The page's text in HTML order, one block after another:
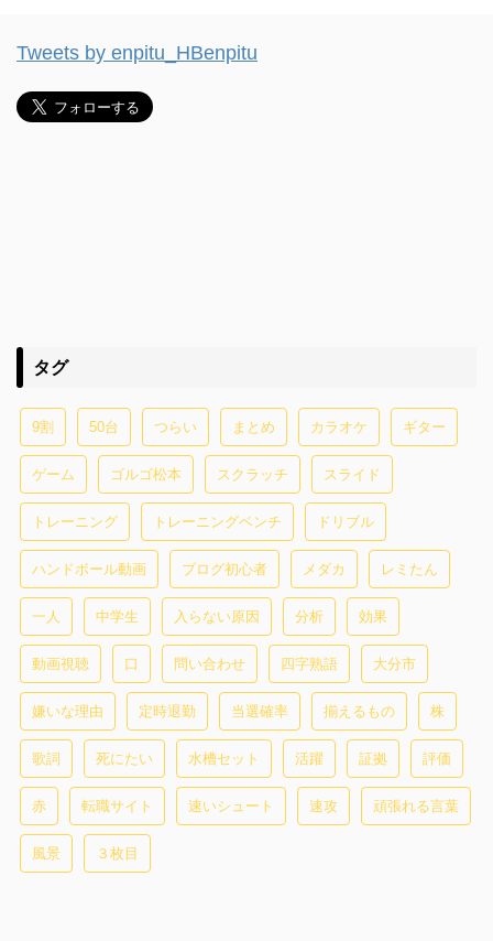
Tweets by enpitu_HBenpitu
タグ
9割 50台 つらい まとめ カラオケ ギター
ゲーム ゴルゴ松本 スクラッチ スライド
トレーニング トレーニングベンチ ドリブル
ハンドボール動画 ブログ初心者 メダカ レミたん
一人 中学生 入らない原因 分析 効果
動画視聴 口 問い合わせ 四字熟語 大分市
嫌いな理由 定時退勤 当選確率 揃えるもの 株
歌詞 死にたい 水槽セット 活躍 証拠 評価
赤 転職サイト 速いシュート 速攻 頑張れる言葉
風景 ３枚目